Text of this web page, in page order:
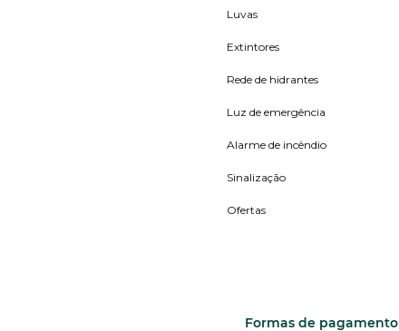
Luvas
Extintores
Rede de hidrantes
Luz de emergência
Alarme de incêndio
Sinalização
Ofertas
Formas de pagamento